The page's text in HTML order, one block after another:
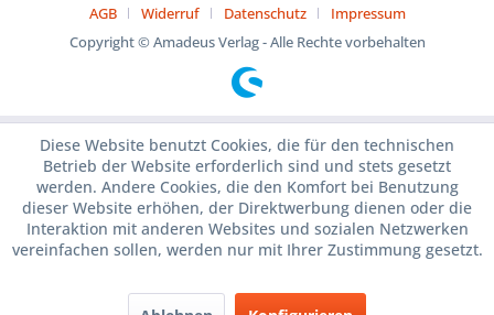
AGB
Widerruf Datenschutz
Impressum
Copyright © Amadeus Verlag - Alle Rechte vorbehalten
Diese Website benutzt Cookies, die für den technischen
Betrieb der Website erforderlich sind und stets gesetzt
werden. Andere Cookies, die den Komfort bei Benutzung
dieser Website erhöhen, der Direktwerbung dienen oder die
Interaktion mit anderen Websites und sozialen Netzwerken
vereinfachen sollen, werden nur mit Ihrer Zustimmung gesetzt.